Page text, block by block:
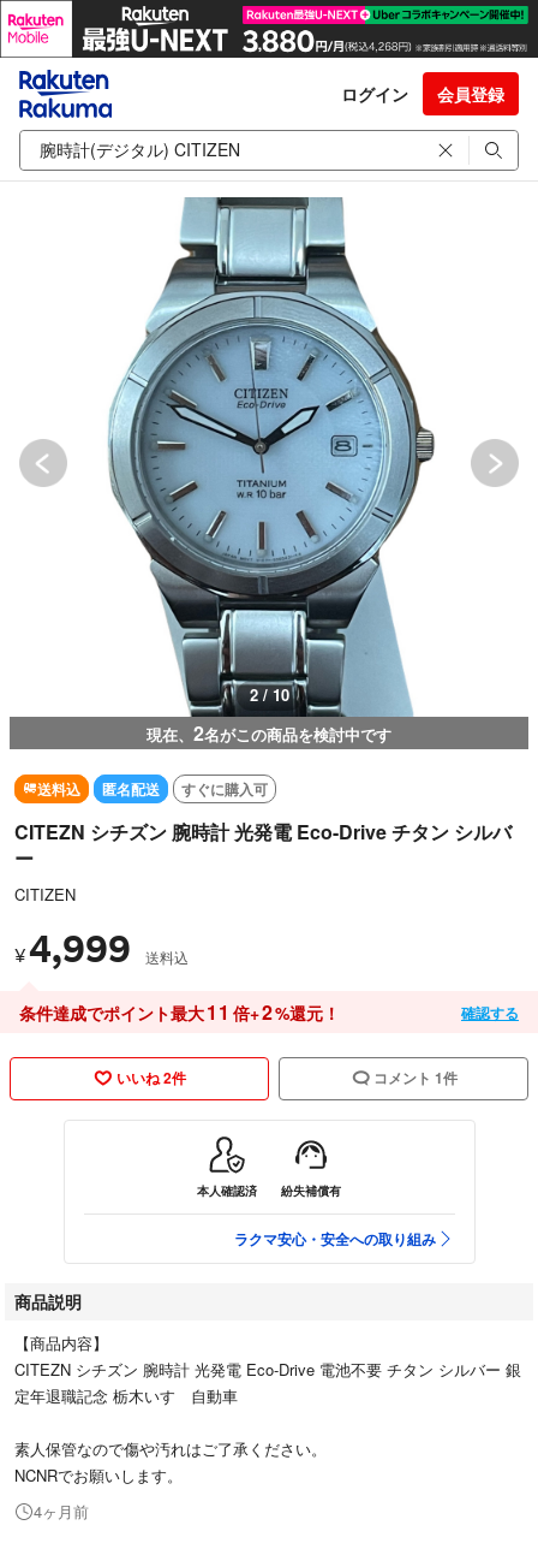
ログイン 会員登録
3 / 10
現在、 2名がこの商品を検討中です
送料込 匿名配送 すぐに購入可
CITEZN シチズン 腕時計 光発電 Eco-Drive チタン シルバ
ー
CITIZEN
¥4,999 送料込
条件達成でポイント最大11 倍+2%還元！ 確認する
いいね 2件 コメント 1件
本人確認済 紛失補償有
ラクマ安心・安全への取り組み
商品説明
【商品内容】
CITEZN シチズン 腕時計 光発電 Eco-Drive 電池不要 チタン シルバー 銀
定年退職記念 栃木いすゞ自動車
素人保管なので傷や汚れはご了承ください。
NCNRでお願いします。
4ヶ月前